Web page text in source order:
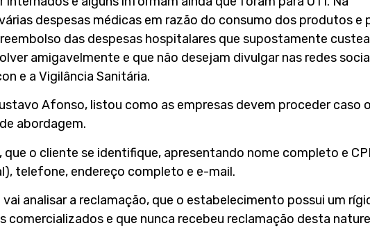
despesas médicas em razão do consumo dos produtos e
das despesas hospitalares que supostamente
amigavelmente e que não desejam divulgar nas redes
e a Vigilância Sanitária.
Afonso, listou como as empresas devem proceder caso o
abordagem.
que o cliente se identifique, apresentando nome completo e
telefone, endereço completo e e-mail.
analisar a reclamação, que o estabelecimento possui um
e que nunca recebeu reclamação desta